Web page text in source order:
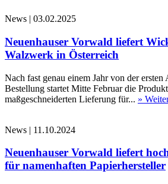
News | 03.02.2025
Neuenhauser Vorwald liefert
Walzwerk in Österreich
Nach fast genau einem Jahr von der ersten
Bestellung startet Mitte Februar die
maßgeschneiderten Lieferung für... »
News | 11.10.2024
Neuenhauser Vorwald liefert
für namenhaften Papierhersteller